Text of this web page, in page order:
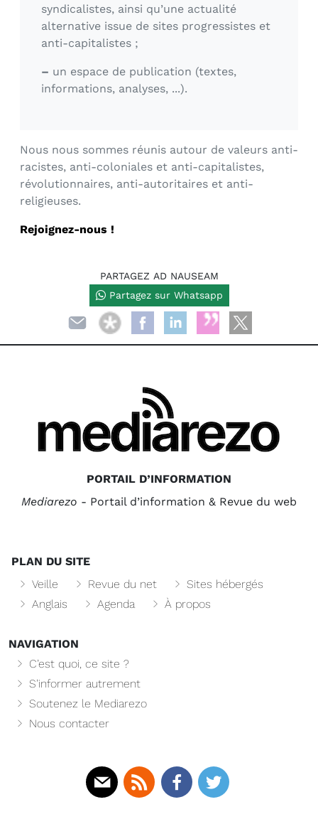
syndicalistes, ainsi qu’une actualité
alternative issue de sites progressistes et
anti-capitalistes ;
– un espace de publication (textes,
informations, analyses, ...).
Nous nous sommes réunis autour de valeurs anti-
racistes, anti-coloniales et anti-capitalistes,
révolutionnaires, anti-autoritaires et anti-
religieuses.
Rejoignez-nous !
PARTAGEZ AD NAUSEAM
Partagez sur Whatsapp
PORTAIL D’INFORMATION
Mediarezo - Portail d’information & Revue du web
PLAN DU SITE
Veille
Revue du net
Sites hébergés
Anglais
Agenda À propos
NAVIGATION
C’est quoi, ce site ?
S’informer autrement
Soutenez le Mediarezo
Nous contacter